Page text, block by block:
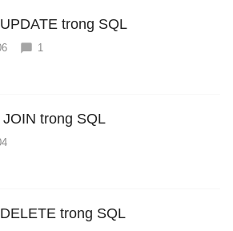
trong SQL
1
JOIN trong SQL
trong SQL